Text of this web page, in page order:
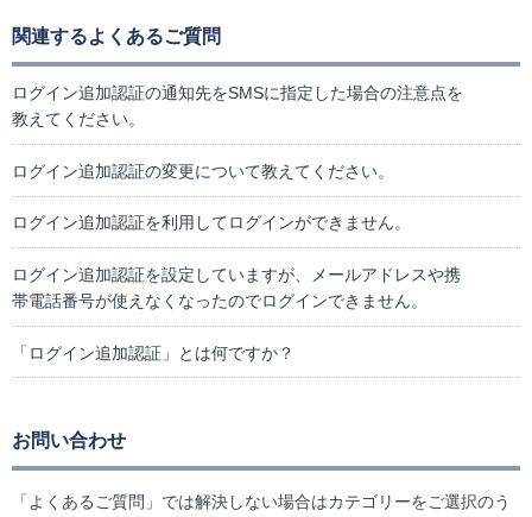
関連するよくあるご質問
ログイン追加認証の通知先をSMSに指定した場合の注意点を
教えてください。
ログイン追加認証の変更について教えてください。
ログイン追加認証を利用してログインができません。
ログイン追加認証を設定していますが、メールアドレスや携
帯電話番号が使えなくなったのでログインできません。
「ログイン追加認証」とは何ですか？
お問い合わせ
「よくあるご質問」では解決しない場合はカテゴリーをご選択のう